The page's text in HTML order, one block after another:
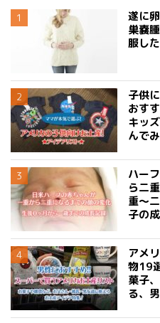
遂に
巣嚢
服し
子供
おす
キッ
んで
ハー
ら二
重〜
子の
アメ
物19
菓子
る、